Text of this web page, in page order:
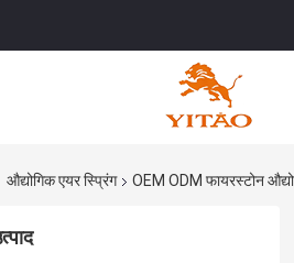
औद्योगिक एयर स्प्रिंग OEM ODM फायरस्टोन